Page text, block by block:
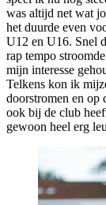
was altijd net wat
het duurde even
U12 en U16. Snel
rap tempo
mijn interesse
Telkens kon ik
doorstromen en op
ook bij de club
gewoon heel erg